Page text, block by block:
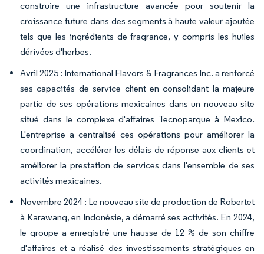
construire une infrastructure avancée pour soutenir la
croissance future dans des segments à haute valeur ajoutée
tels que les ingrédients de fragrance, y compris les huiles
dérivées d'herbes.
Avril 2025 : International Flavors & Fragrances Inc. a renforcé
ses capacités de service client en consolidant la majeure
partie de ses opérations mexicaines dans un nouveau site
situé dans le complexe d'affaires Tecnoparque à Mexico.
L'entreprise a centralisé ces opérations pour améliorer la
coordination, accélérer les délais de réponse aux clients et
améliorer la prestation de services dans l'ensemble de ses
activités mexicaines.
Novembre 2024 : Le nouveau site de production de Robertet
à Karawang, en Indonésie, a démarré ses activités. En 2024,
le groupe a enregistré une hausse de 12 % de son chiffre
d'affaires et a réalisé des investissements stratégiques en